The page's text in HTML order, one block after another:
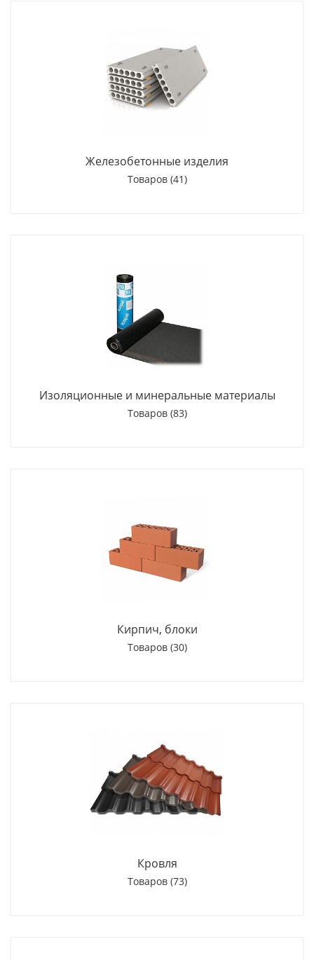
Железобетонные изделия
Товаров (41)
Изоляционные и минеральные материалы
Товаров (83)
Кирпич, блоки
Товаров (30)
Кровля
Товаров (73)